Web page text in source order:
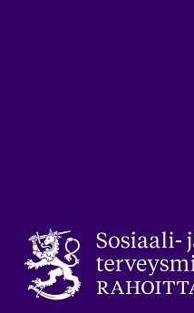
(avautuu uuteen